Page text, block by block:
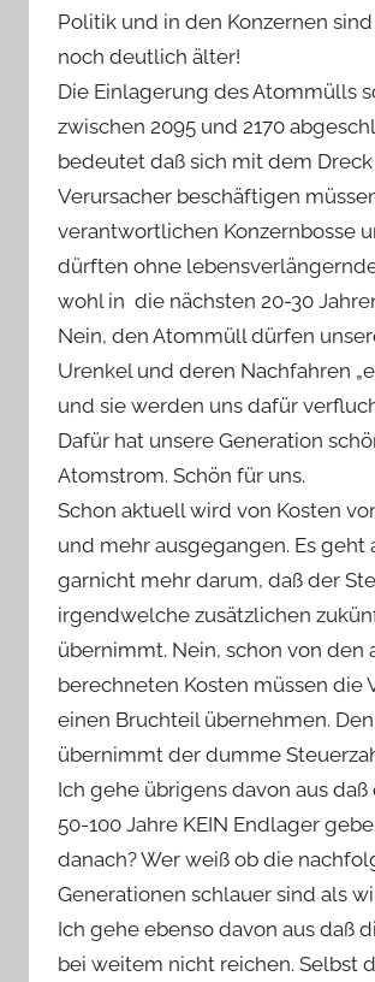
Politik und in den Konzernen
noch deutlich älter!
Die Einlagerung des Atommülls
zwischen 2095 und 2170
bedeutet daß sich mit dem
Verursacher beschäftigen
verantwortlichen Konzernbosse
dürften ohne
wohl in die nächsten 20-30
Nein, den Atommüll dürfen
Urenkel und deren Nachfahren
und sie werden uns dafür
Dafür hat unsere Generation
Atomstrom. Schön für uns.
Schon aktuell wird von Kosten
und mehr ausgegangen. Es geht
garnicht mehr darum, daß der
irgendwelche zusätzlichen
übernimmt. Nein, schon von den
berechneten Kosten müssen die
einen Bruchteil übernehmen.
übernimmt der dumme
Ich gehe übrigens davon aus daß
50-100 Jahre KEIN Endlager
danach? Wer weiß ob die
Generationen schlauer sind als
Ich gehe ebenso davon aus daß
bei weitem nicht reichen. Selbst